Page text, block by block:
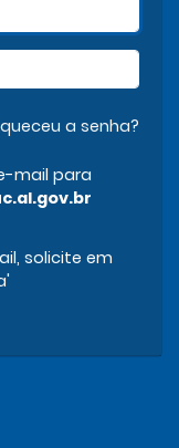
a senha?
mail para
solicite em